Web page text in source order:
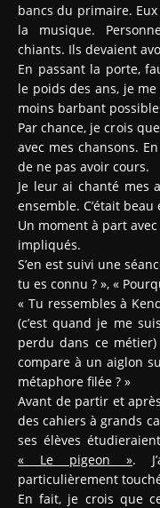
bancs du primaire.
la musique.
chiants. Ils devaient
En passant la porte,
le poids des ans, je
moins barbant
Par chance, je crois
avec mes chansons.
de ne pas avoir cours.
Je leur ai chanté mes
ensemble. C’était
Un moment à part
impliqués.
S’en est suivi une
tu es connu ? », «
« Tu ressembles à
(c’est quand je me
perdu dans ce
compare à un aiglon
métaphore filée ? »
Avant de partir et
des cahiers à grands
ses élèves
« Le pigeon ».
particulièrement
En fait, je crois que